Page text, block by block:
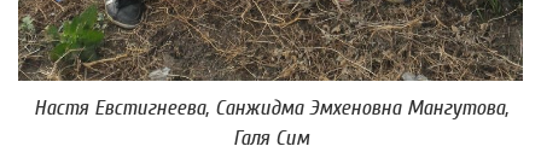
Настя Евстигнеева, Санжидма Эмхеновна Мангутова,
Галя Сим